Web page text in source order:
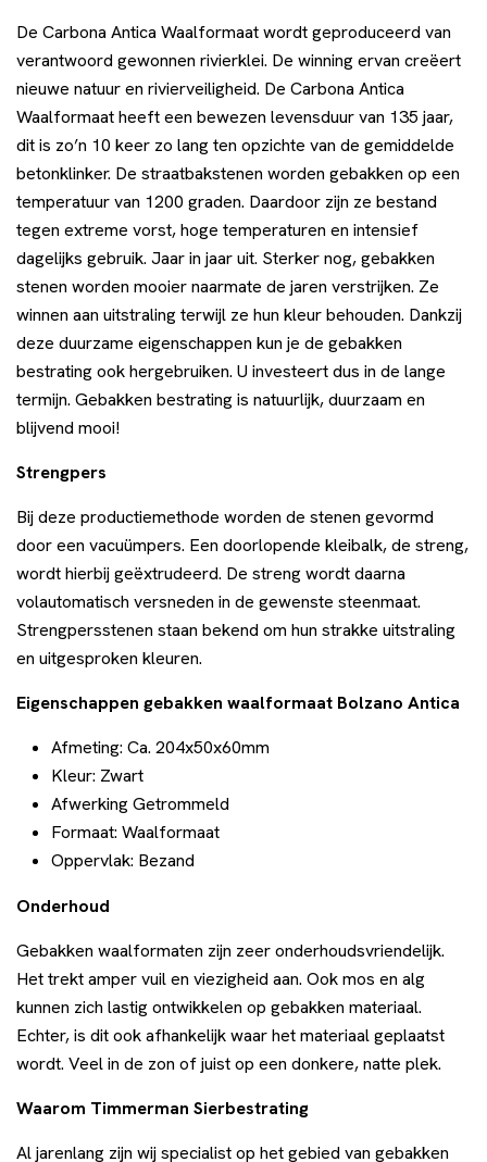
De Carbona Antica Waalformaat wordt geproduceerd van
verantwoord gewonnen rivierklei. De winning ervan creëert
nieuwe natuur en rivierveiligheid. De Carbona Antica
Waalformaat heeft een bewezen levensduur van 135 jaar,
dit is zo’n 10 keer zo lang ten opzichte van de gemiddelde
betonklinker. De straatbakstenen worden gebakken op een
temperatuur van 1200 graden. Daardoor zijn ze bestand
tegen extreme vorst, hoge temperaturen en intensief
dagelijks gebruik. Jaar in jaar uit. Sterker nog, gebakken
stenen worden mooier naarmate de jaren verstrijken. Ze
winnen aan uitstraling terwijl ze hun kleur behouden. Dankzij
deze duurzame eigenschappen kun je de gebakken
bestrating ook hergebruiken. U investeert dus in de lange
termijn. Gebakken bestrating is natuurlijk, duurzaam en
blijvend mooi!
Strengpers
Bij deze productiemethode worden de stenen gevormd
door een vacuümpers. Een doorlopende kleibalk, de streng,
wordt hierbij geëxtrudeerd. De streng wordt daarna
volautomatisch versneden in de gewenste steenmaat.
Strengpersstenen staan bekend om hun strakke uitstraling
en uitgesproken kleuren.
Eigenschappen gebakken waalformaat Bolzano Antica
Afmeting: Ca. 204x50x60mm
Kleur: Zwart
Afwerking Getrommeld
Formaat: Waalformaat
Oppervlak: Bezand
Onderhoud
Gebakken waalformaten zijn zeer onderhoudsvriendelijk.
Het trekt amper vuil en viezigheid aan. Ook mos en alg
kunnen zich lastig ontwikkelen op gebakken materiaal.
Echter, is dit ook afhankelijk waar het materiaal geplaatst
wordt. Veel in de zon of juist op een donkere, natte plek.
Waarom Timmerman Sierbestrating
Al jarenlang zijn wij specialist op het gebied van gebakken